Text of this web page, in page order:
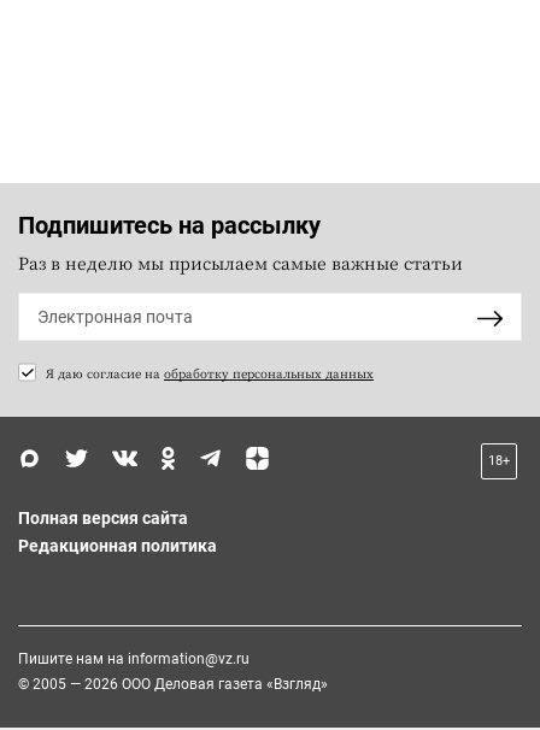
Подпишитесь на рассылку
Раз в неделю мы присылаем самые важные статьи
Я даю согласие на обработку персональных данных
18+
Полная версия сайта
Редакционная политика
Пишите нам на information@vz.ru
© 2005 — 2026 ООО Деловая газета «Взгляд»